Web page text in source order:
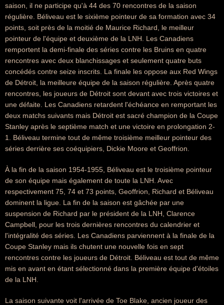
saison, il ne participe qu'à 44 des 70 rencontres de la saison
régulière. Béliveau est le sixième pointeur de sa formation avec 34
points, soit près de la moitié de Maurice Richard, le meilleur
pointeur de l'équipe et deuxième de la LNH. Les Canadiens
remportent la demi-finale des séries contre les Bruins en quatre
rencontres avec deux blanchissages et seulement quatre buts
concédés contre seize inscrits. La finale les oppose aux Red Wings
de Détroit, la meilleure équipe de la saison régulière. Après quatre
rencontres, les joueurs de Détroit sont devant avec trois victoires et
une défaite. Les Canadiens retardent l'échéance en remportant les
deux matchs suivants mais Détroit est sacré champion de la Coupe
Stanley après le septième match et une victoire en prolongation 2-
1. Béliveau termine tout de même troisième meilleur pointeur des
séries derrière ses coéquipiers, Dickie Moore et Geoffrion.
À la fin de la saison 1954-1955, Béliveau est le troisième pointeur
de son équipe mais également de toute la LNH. Avec
respectivement 75, 74 et 73 points, Geoffrion, Richard et Béliveau
dominent la ligue. La fin de la saison est gâchée par une
suspension de Richard par le président de la LNH, Clarence
Campbell, pour les trois dernières rencontres du calendrier et
l'intégralité des séries. Les Canadiens parviennent à la finale de la
Coupe Stanley mais ils chutent une nouvelle fois en sept
rencontres contre les joueurs de Détroit. Béliveau est tout de même
mis en avant en étant sélectionné dans la première équipe d'étoiles
de la LNH.
La saison suivante voit l'arrivée de Toe Blake, ancien joueur des